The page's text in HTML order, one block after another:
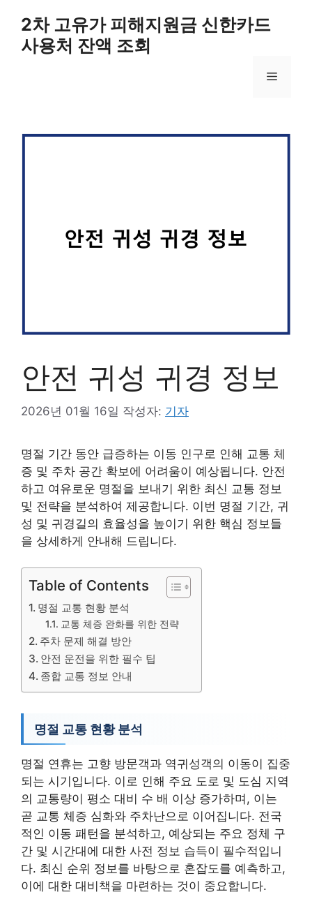
2차 고유가 피해지원금 신한카드
사용처 잔액 조회
메
안전 귀성 귀경 정보
2026년 01월 16일 작성자: 기자
명절 기간 동안 급증하는 이동 인구로 인해 교통 체
증 및 주차 공간 확보에 어려움이 예상됩니다. 안전
하고 여유로운 명절을 보내기 위한 최신 교통 정보
및 전략을 분석하여 제공합니다. 이번 명절 기간, 귀
성 및 귀경길의 효율성을 높이기 위한 핵심 정보들
을 상세하게 안내해 드립니다.
Table of Contents
명절 교통 현황 분석
교통 체증 완화를 위한 전략
주차 문제 해결 방안
안전 운전을 위한 필수 팁
종합 교통 정보 안내
명절 교통 현황 분석
명절 연휴는 고향 방문객과 역귀성객의 이동이 집중
되는 시기입니다. 이로 인해 주요 도로 및 도심 지역
의 교통량이 평소 대비 수 배 이상 증가하며, 이는
곧 교통 체증 심화와 주차난으로 이어집니다. 전국
적인 이동 패턴을 분석하고, 예상되는 주요 정체 구
간 및 시간대에 대한 사전 정보 습득이 필수적입니
다. 최신 순위 정보를 바탕으로 혼잡도를 예측하고,
이에 대한 대비책을 마련하는 것이 중요합니다.